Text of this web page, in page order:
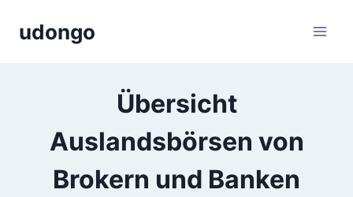
Inhaltudongo
Übersicht
Auslandsbörsen von
Brokern und Banken